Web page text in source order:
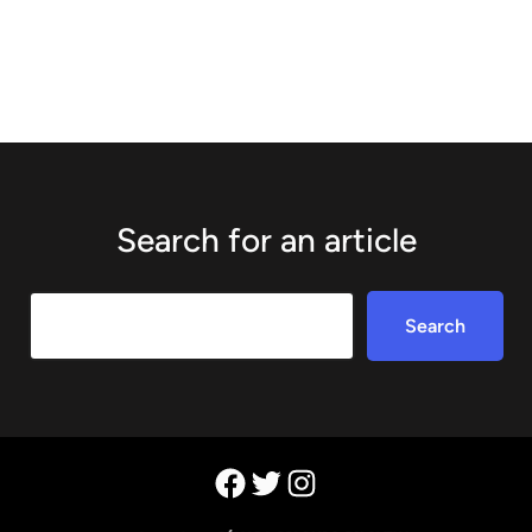
Search for an article
Search
Facebook
TwitterInstagram